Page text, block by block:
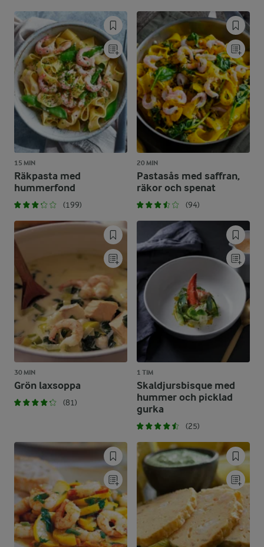
15 MIN
Räkpasta med
hummerfond
(199)
20 MIN
Pastasås med saffran,
räkor och spenat
(94)
30 MIN
Grön laxsoppa
(81)
1 TIM
Skaldjursbisque med
hummer och picklad
gurka
(25)